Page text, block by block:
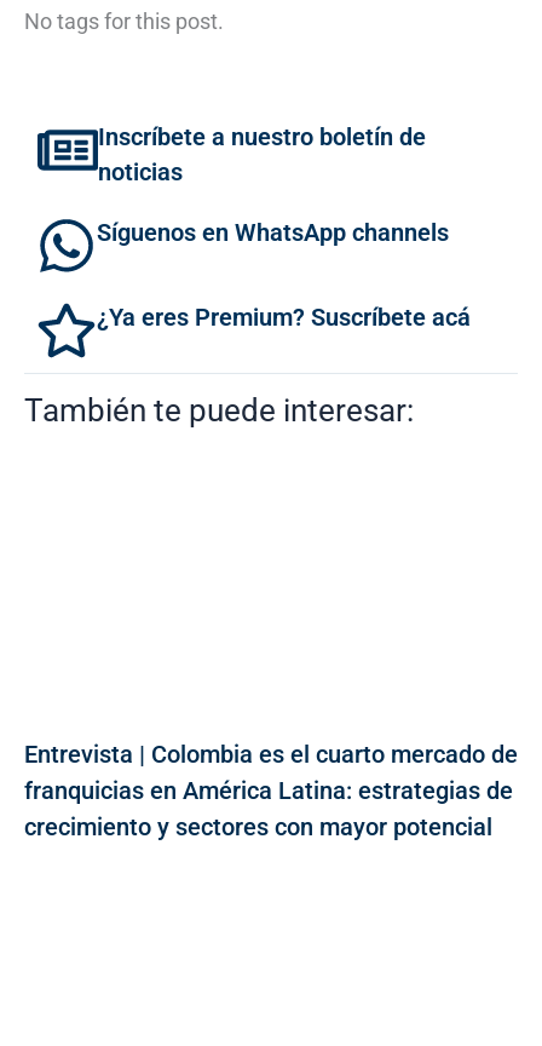
No tags for this post.
Inscríbete a nuestro boletín de
noticias
Síguenos en WhatsApp channels
¿Ya eres Premium? Suscríbete acá
También te puede interesar:
Entrevista | Colombia es el cuarto mercado de
franquicias en América Latina: estrategias de
crecimiento y sectores con mayor potencial